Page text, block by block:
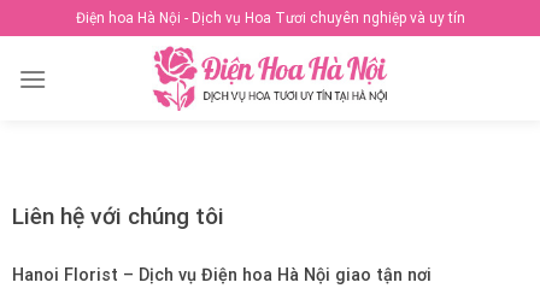
to
content
Điện hoa Hà Nội - Dịch vụ Hoa Tươi chuyên nghiệp và uy tín
Liên hệ với chúng tôi
Hanoi Florist – Dịch vụ Điện hoa Hà Nội giao tận nơi